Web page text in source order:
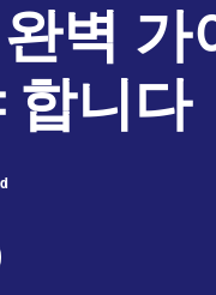
벽 가
합니다